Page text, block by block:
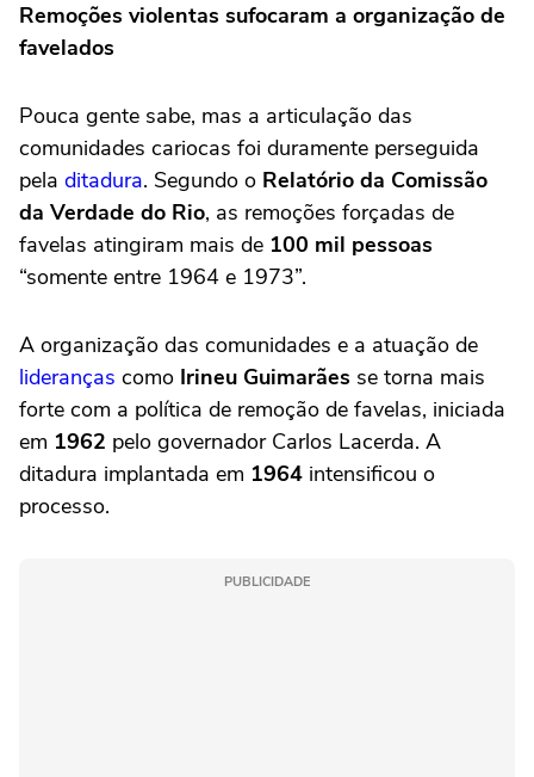
Remoções violentas sufocaram a organização de
favelados
Pouca gente sabe, mas a articulação das
comunidades cariocas foi duramente perseguida
pela ditadura. Segundo o Relatório da Comissão
da Verdade do Rio, as remoções forçadas de
favelas atingiram mais de 100 mil pessoas
“somente entre 1964 e 1973”.
A organização das comunidades e a atuação de
lideranças como Irineu Guimarães se torna mais
forte com a política de remoção de favelas, iniciada
em 1962 pelo governador Carlos Lacerda. A
ditadura implantada em 1964 intensificou o
processo.
PUBLICIDADE